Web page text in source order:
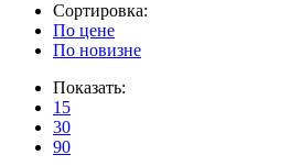
Сортировка:
По цене
По новизне
Показать:
15
30
90